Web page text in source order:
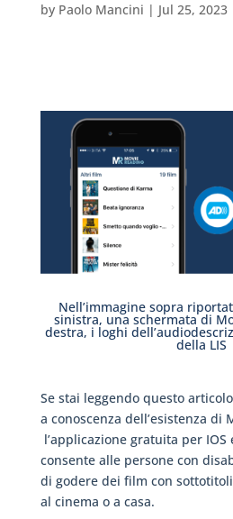
by Paolo Mancini | Jul 25, 2023
Nell’immagine sopra
sinistra, una schermata di
destra, i loghi
della LIS
Se stai leggendo questo
a conoscenza dell’esistenza di
l’applicazione gratuita per IOS
consente alle persone con
di godere dei film con
al cinema o a casa.